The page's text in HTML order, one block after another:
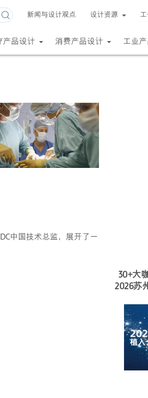
新闻与设计观点 设计资源
产品设计 消费产品设计 工业
中国技术总监，展开了一
30+大
2026苏